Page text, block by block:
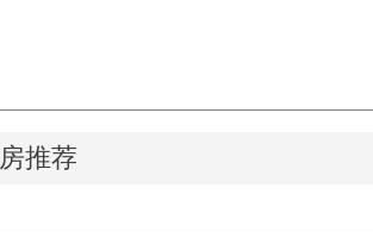
推荐